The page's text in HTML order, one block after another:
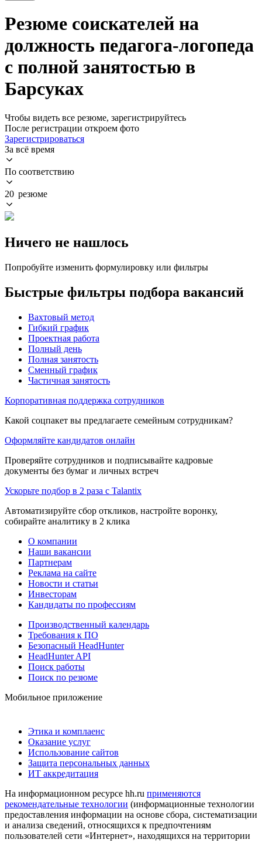
Резюме соискателей на
должность педагога-логопеда
с полной занятостью в
Барсуках
Чтобы видеть все резюме, зарегистрируйтесь
После регистрации откроем фото
Зарегистрироваться
За всё время
По соответствию
20 резюме
Ничего не нашлось
Попробуйте изменить формулировку или фильтры
Быстрые фильтры подбора вакансий
Вахтовый метод
Гибкий график
Проектная работа
Полный день
Полная занятость
Сменный график
Частичная занятость
Корпоративная поддержка сотрудников
Какой соцпакет вы предлагаете семейным сотрудникам?
Оформляйте кандидатов онлайн
Проверяйте сотрудников и подписывайте кадровые
документы без бумаг и личных встреч
Ускорьте подбор в 2 раза с Talantix
Автоматизируйте сбор откликов, настройте воронку,
собирайте аналитику в 2 клика
О компании
Наши вакансии
Партнерам
Реклама на сайте
Новости и статьи
Инвесторам
Кандидаты по профессиям
Производственный календарь
Требования к ПО
Безопасный HeadHunter
HeadHunter API
Поиск работы
Поиск по резюме
Мобильное приложение
Этика и комплаенс
Оказание услуг
Использование сайтов
Защита персональных данных
ИТ аккредитация
На информационном ресурсе hh.ru применяются
рекомендательные технологии (информационные технологии
предоставления информации на основе сбора, систематизации
и анализа сведений, относящихся к предпочтениям
пользователей сети «Интернет», находящихся на территории